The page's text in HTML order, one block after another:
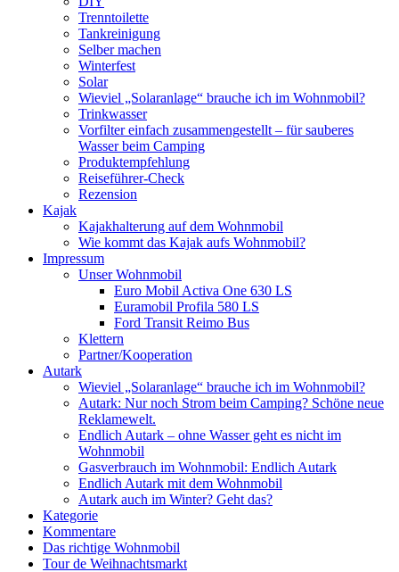
Trenntoilette
Tankreinigung
Selber machen
Winterfest
Solar
Wieviel „Solaranlage“ brauche ich im Wohnmobil?
Trinkwasser
Vorfilter einfach zusammengestellt – für sauberes
Wasser beim Camping
Produktempfehlung
Reiseführer-Check
Rezension
Kajak
Kajakhalterung auf dem Wohnmobil
Wie kommt das Kajak aufs Wohnmobil?
Impressum
Unser Wohnmobil
Euro Mobil Activa One 630 LS
Euramobil Profila 580 LS
Ford Transit Reimo Bus
Klettern
Partner/Kooperation
Autark
Wieviel „Solaranlage“ brauche ich im Wohnmobil?
Autark: Nur noch Strom beim Camping? Schöne neue
Reklamewelt.
Endlich Autark – ohne Wasser geht es nicht im
Wohnmobil
Gasverbrauch im Wohnmobil: Endlich Autark
Endlich Autark mit dem Wohnmobil
Autark auch im Winter? Geht das?
Kategorie
Kommentare
Das richtige Wohnmobil
Tour de Weihnachtsmarkt